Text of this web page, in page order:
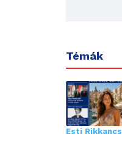
Témák
Esti Rikkancs